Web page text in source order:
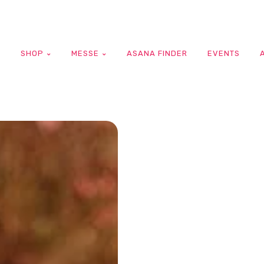
SHOP MESSE ASANA FINDER EVENTS